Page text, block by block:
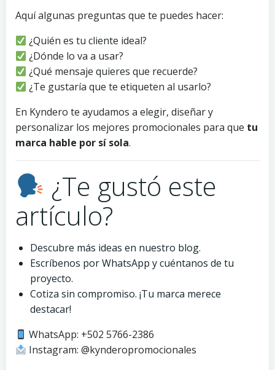
Aquí algunas preguntas que te puedes hacer:
¿Quién es tu cliente ideal?
¿Dónde lo va a usar?
¿Qué mensaje quieres que recuerde?
¿Te gustaría que te etiqueten al usarlo?
En Kyndero te ayudamos a elegir, diseñar y
personalizar los mejores promocionales para que tu
marca hable por sí sola.
¿Te gustó este
artículo?
Descubre más ideas en nuestro blog.
Escríbenos por WhatsApp y cuéntanos de tu
proyecto.
Cotiza sin compromiso. ¡Tu marca merece
destacar!
WhatsApp: +502 5766-2386
Instagram: @kynderopromocionales